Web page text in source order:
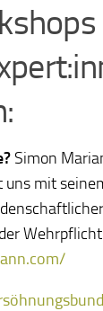
Simon
mit